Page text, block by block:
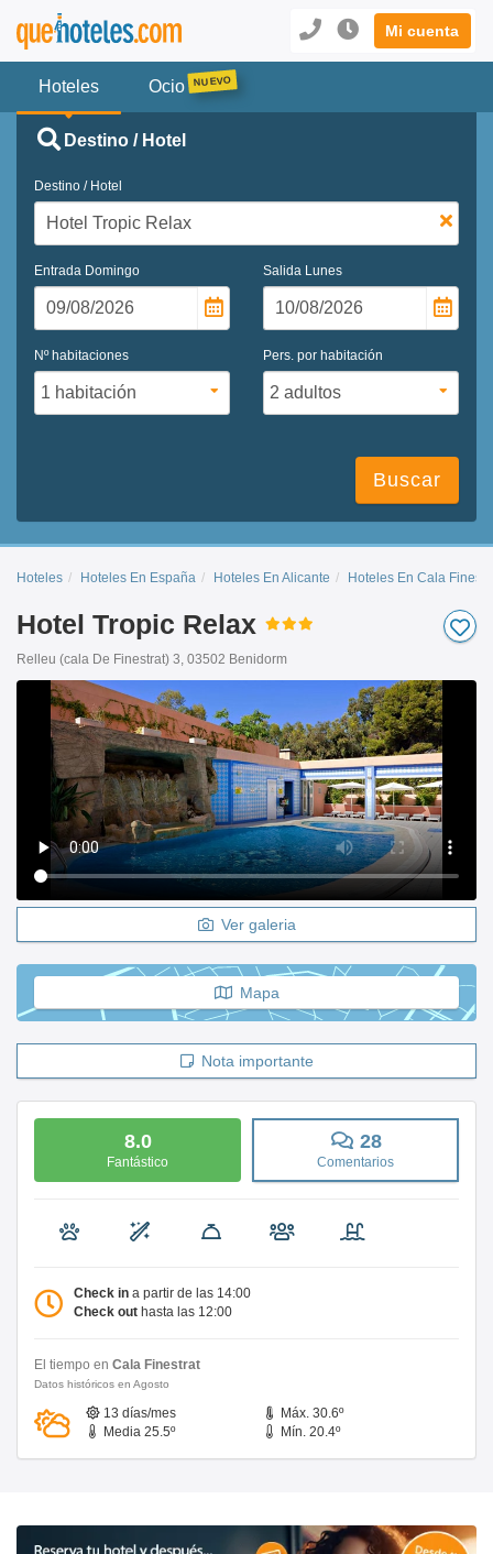
Mi cuenta
Hoteles Ocio
Destino / Hotel
Destino / Hotel
Entrada Domingo Salida Lunes
Nº habitaciones Pers. por habitación
Buscar
Hoteles Hoteles En España Hoteles En Alicante Hoteles En Cala
Hotel Tropic Relax
Relleu (cala De Finestrat) 3, 03502 Benidorm
Ver galeria
Mapa
Nota importante
8.0
Fantástico
28
Comentarios
Check in a partir de las 14:00
Check out hasta las 12:00
El tiempo en Cala Finestrat
Datos históricos en Agosto
13 días/mes
Máx. 30.6º
Media 25.5º
Mín. 20.4º